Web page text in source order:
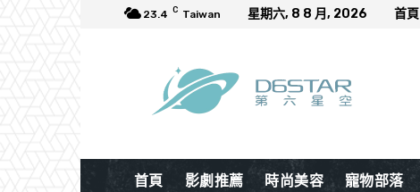
23.4 C Taiwan 星期六, 8 8 月, 2026 首頁
首頁 影劇推薦 時尚美容 寵物部落